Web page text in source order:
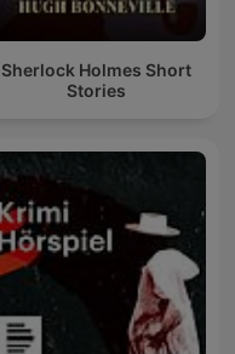
Sherlock Holmes Short
Stories